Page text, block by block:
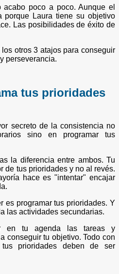
poco a poco. Aunque el
porque Laura tiene su objetivo
Las posibilidades de éxito de
otros 3 atajos para conseguir
perseverancia.
tus prioridades
secreto de la consistencia no
sino en programar tus
la diferencia entre ambos. Tu
de tus prioridades y no al revés.
hace es "intentar" encajar
es programar tus prioridades. Y
las actividades secundarias.
en tu agenda las tareas y
conseguir tu objetivo. Todo con
prioridades deben de ser